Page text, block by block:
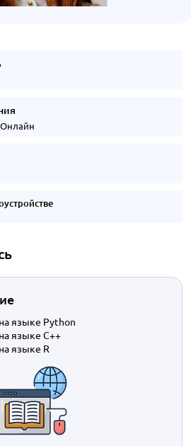
языке Python
языке С++
языке R